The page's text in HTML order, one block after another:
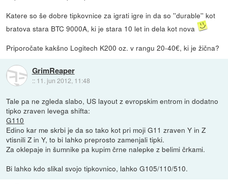
Katere so še dobre tipkovnice za igrati igre in da so ''durable'' kot
bratova stara BTC 9000A, ki je stara 10 let in dela kot nova
Priporočate kakšno Logitech K200 oz. v rangu 20-40€, ki je žična?
GrimReaper
:: 11. jun 2012, 11:48
Tale pa ne zgleda slabo, US layout z evropskim entrom in dodatno
tipko zraven levega shifta:
G110
Edino kar me skrbi je da so tako kot pri moji G11 zraven Y in Z
vtisnili Z in Y, to bi lahko preprosto zamenjali tipki.
Za oklepaje in šumnike pa kupim črne nalepke z belimi črkami.
Bi lahko kdo slikal svojo tipkovnico, lahko G105/110/510.